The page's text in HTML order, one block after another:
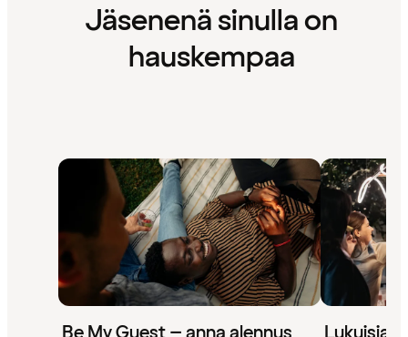
Jäsenenä sinulla on
hauskempaa